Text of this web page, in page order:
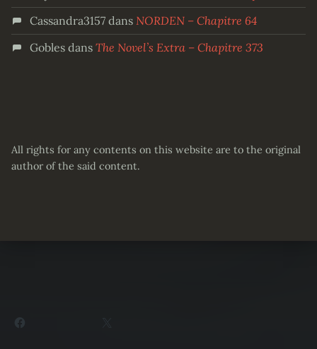
Cassandra3157dans NORDEN – Chapitre 64
Goblesdans The Novel’s Extra – Chapitre 373
All rights for any contents on this website are to the original
author of the said content.